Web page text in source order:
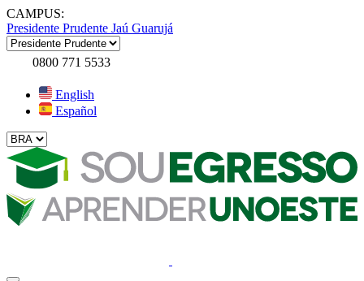
CAMPUS:
Presidente Prudente Jaú Guarujá
0800 771 5533
English
Español